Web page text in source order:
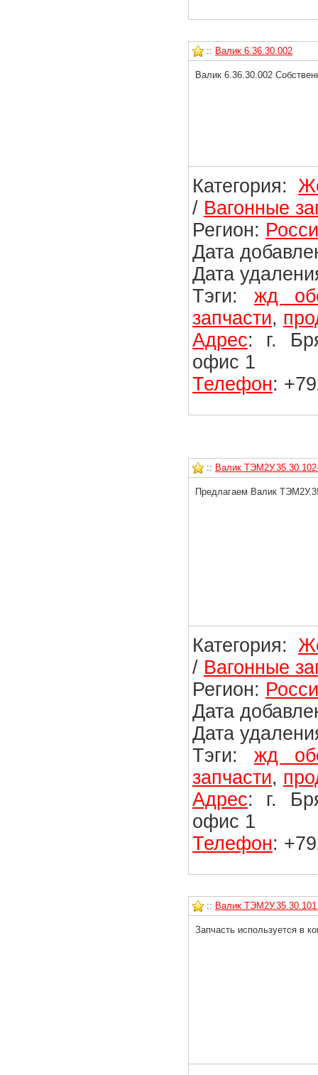
:: Валик 6.36.30.002
Валик 6.36.30.002
Категория:
/ Вагонные
Регион:
Дата
Дата
Тэги: жд
запчасти,
Адрес: г.
офис 1
Телефон:
:: Валик
Предлагаем Валик
Категория:
/ Вагонные
Регион:
Дата
Дата
Тэги: жд
запчасти,
Адрес: г.
офис 1
Телефон:
:: Валик
Запчасть используется в